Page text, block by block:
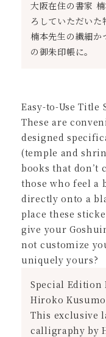
大阪在住の書家
ろしていただいた
楠本先生の繊細か
の御朱印帳に。
Easy-to-Use
These are
designed
(temple and
books that
those who feel a
directly onto a
place these
give your
not customize
uniquely yours?
Special Edition
Hiroko
This exclusive
calligraphy by